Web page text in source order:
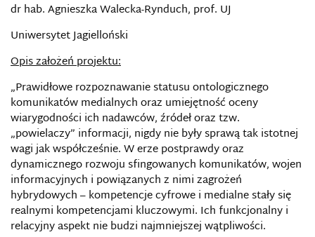
dr hab. Agnieszka Walecka-Rynduch, prof. UJ
Uniwersytet Jagielloński
Opis założeń projektu:
„Prawidłowe rozpoznawanie statusu ontologicznego
komunikatów medialnych oraz umiejętność oceny
wiarygodności ich nadawców, źródeł oraz tzw.
„powielaczy” informacji, nigdy nie były sprawą tak istotnej
wagi jak współcześnie. W erze postprawdy oraz
dynamicznego rozwoju sfingowanych komunikatów, wojen
informacyjnych i powiązanych z nimi zagrożeń
hybrydowych – kompetencje cyfrowe i medialne stały się
realnymi kompetencjami kluczowymi. Ich funkcjonalny i
relacyjny aspekt nie budzi najmniejszej wątpliwości.